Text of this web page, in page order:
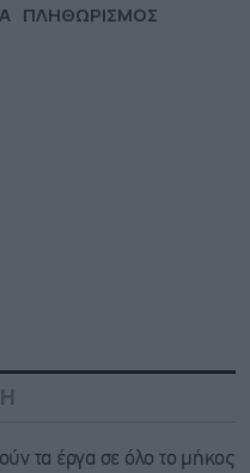
ΠΛΗΘΩΡΙΣΜΟΣ
τα έργα σε όλο το μήκος